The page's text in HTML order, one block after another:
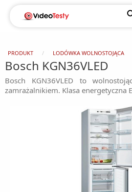
PRODUKT LODÓWKA WOLNOSTOJĄCA
Bosch KGN36VLED
Bosch KGN36VLED to
zamrażalnikiem. Klasa energetyczna